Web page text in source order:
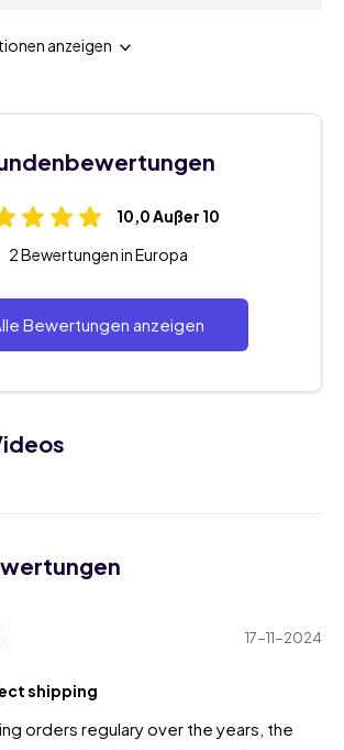
anzeigen
10,0 Außer 10
2 Bewertungen in Europa
Bewertungen anzeigen
17-11-2024
shipping
orders regulary over the years, the